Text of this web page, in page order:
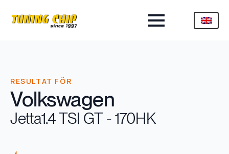
RESULTAT FÖR
Volkswagen
Jetta1.4 TSI GT - 170HK